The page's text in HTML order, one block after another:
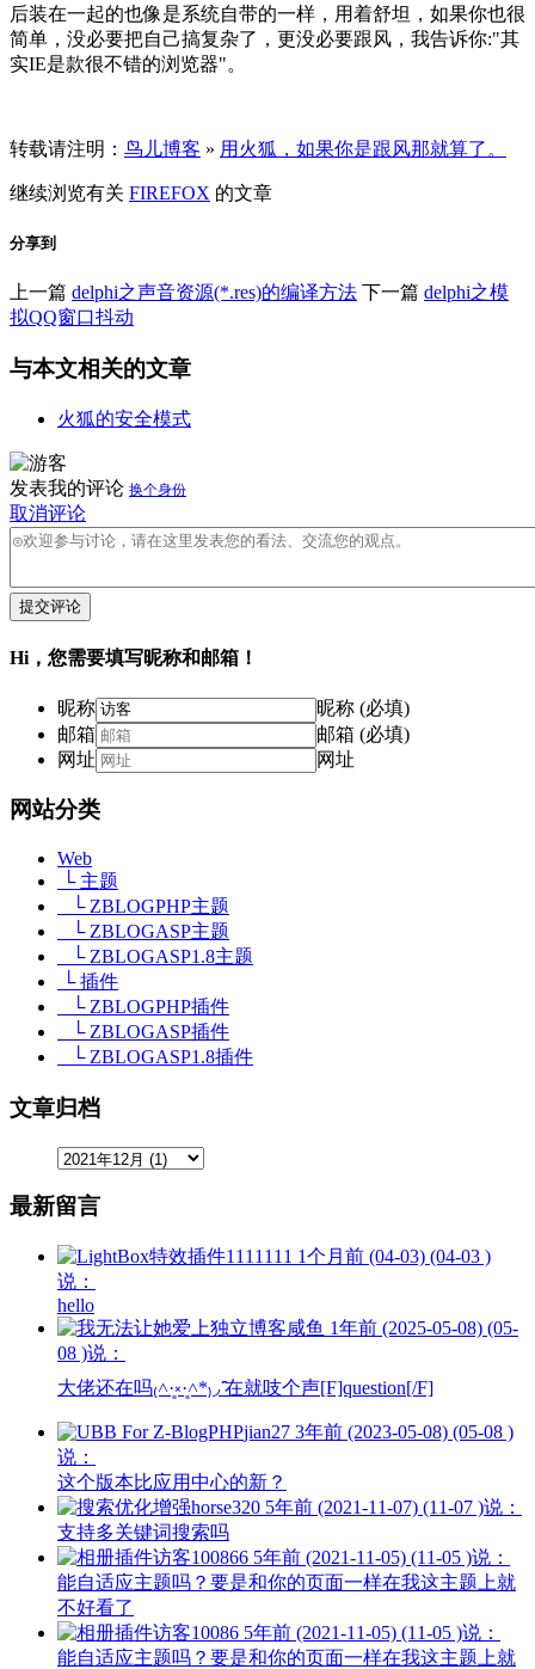
后装在一起的也像是系统自带的一样，用着舒坦，如果你也很
简单，没必要把自己搞复杂了，更没必要跟风，我告诉你:"其
实IE是款很不错的浏览器"。
转载请注明： 鸟儿博客 » 用火狐，如果你是跟风那就算了。
继续浏览有关 FIREFOX 的文章
分享到
上一篇 delphi之声音资源(*.res)的编译方法 下一篇 delphi之模
拟QQ窗口抖动
与本文相关的文章
火狐的安全模式
发表我的评论 换个身份
取消评论
提交评论
Hi，您需要填写昵称和邮箱！
昵称
昵称 (必填)
邮箱
邮箱 (必填)
网址
网址
网站分类
Web
└ 主题
└ ZBLOGPHP主题
└ ZBLOGASP主题
└ ZBLOGASP1.8主题
└ 插件
└ ZBLOGPHP插件
└ ZBLOGASP插件
└ ZBLOGASP1.8插件
文章归档
最新留言
1111111 1个月前 (04-03) (04-03 )
说：
hello
咸鱼 1年前 (2025-05-08) (05-
08 )说：
大佬还在吗₍˄·͈༝·͈˄*₎◞ ̑̑在就吱个声[F]question[/F]
jian27 3年前 (2023-05-08) (05-08 )
说：
这个版本比应用中心的新？
horse320 5年前 (2021-11-07) (11-07 )说：
支持多关键词搜索吗
访客100866 5年前 (2021-11-05) (11-05 )说：
能自适应主题吗？要是和你的页面一样在我这主题上就
不好看了
访客10086 5年前 (2021-11-05) (11-05 )说：
能自适应主题吗？要是和你的页面一样在我这主题上就